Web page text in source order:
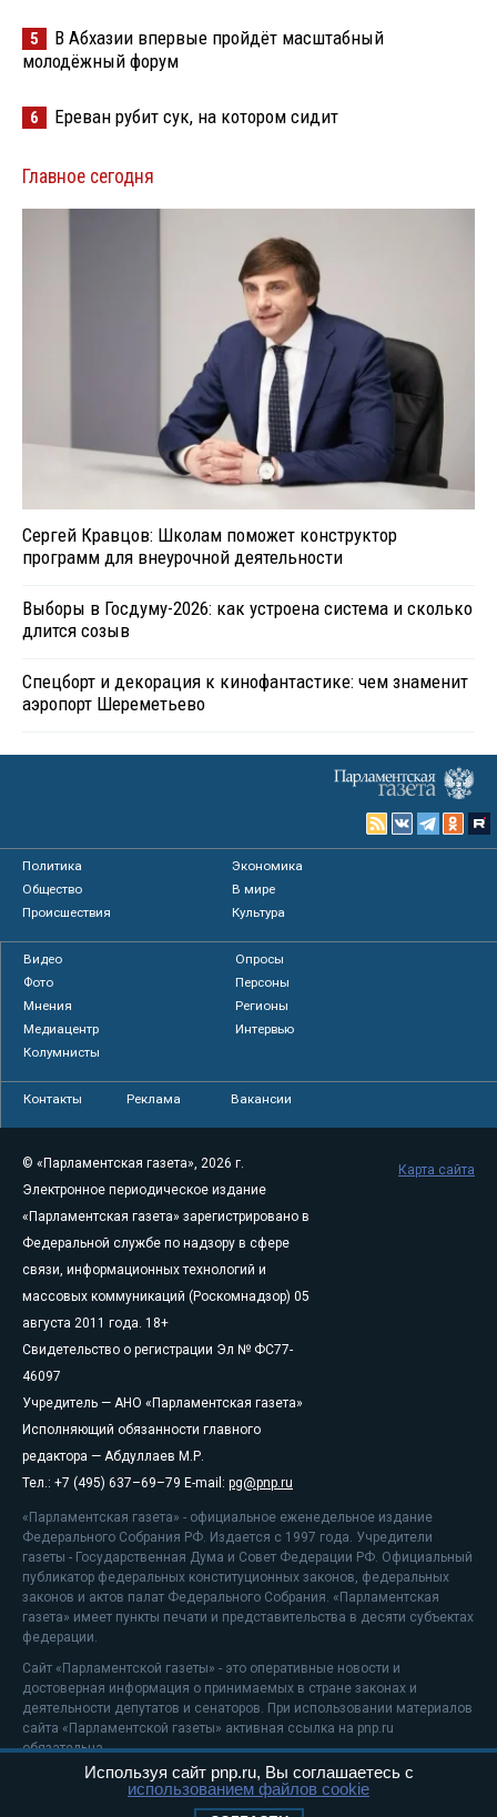
5
В Абхазии впервые пройдёт масштабный
молодёжный форум
6 Ереван рубит сук, на котором сидит
Главное сегодня
Сергей Кравцов: Школам поможет конструктор
программ для внеурочной деятельности
Выборы в Госдуму-2026: как устроена система и сколько
длится созыв
Спецборт и декорация к кинофантастике: чем знаменит
аэропорт Шереметьево
Политика
Экономика
Общество
В мире
Происшествия
Культура
Видео
Опросы
Фото
Персоны
Мнения
Регионы
Медиацентр
Интервью
Колумнисты
Контакты Реклама Вакансии
© «Парламентская газета», 2026 г.
Электронное периодическое издание
«Парламентская газета» зарегистрировано в
Федеральной службе по надзору в сфере
связи, информационных технологий и
массовых коммуникаций (Роскомнадзор) 05
августа 2011 года. 18+
Свидетельство о регистрации Эл № ФС77-
46097
Учредитель — АНО «Парламентская газета»
Исполняющий обязанности главного
редактора — Абдуллаев М.Р.
Тел.: +7 (495) 637–69–79 E-mail: pg@pnp.ru
«Парламентская газета» - официальное еженедельное издание
Федерального Собрания РФ. Издается с 1997 года. Учредители
газеты - Государственная Дума и Совет Федерации РФ. Официальный
публикатор федеральных конституционных законов, федеральных
законов и актов палат Федерального Собрания. «Парламентская
газета» имеет пункты печати и представительства в десяти субъектах
федерации.
Сайт «Парламентской газеты» - это оперативные новости и
достоверная информация о принимаемых в стране законах и
деятельности депутатов и сенаторов. При использовании материалов
сайта «Парламентской газеты» активная ссылка на pnp.ru
обязательна.
На информационном ресурсе применяютсярекомендательные
Карта сайта
Используя сайт pnp.ru, Вы соглашаетесь с
использованием файлов cookie